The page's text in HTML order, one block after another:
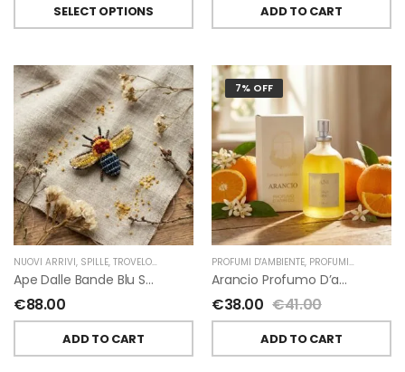
SELECT OPTIONS ADD TO CART
NUOVI ARRIVI, SPILLE, TROVELORE
Ape Dalle Bande Blu Spilla Decorata A Mano Di Trovelore
€88.00
ADD TO CART
7% OFF
PROFUMI D'AMBIENTE, PROFUMI D'AMBIENTE FIORIRA' UN GIARDINO
Arancio Profumo D’ambiente Di Fiorirà Un Giardino
€38.00 €41.00
ADD TO CART